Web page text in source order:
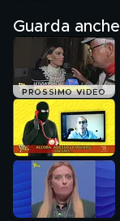
Guarda anche
PROSSIMO VIDEO